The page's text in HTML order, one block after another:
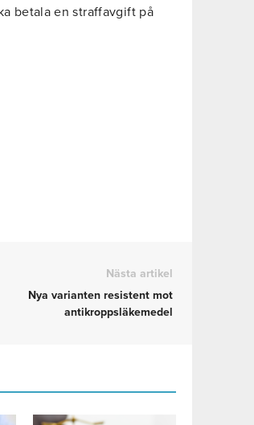
betala en straffavgift på
Nästa artikel
Nya varianten resistent mot
antikroppsläkemedel